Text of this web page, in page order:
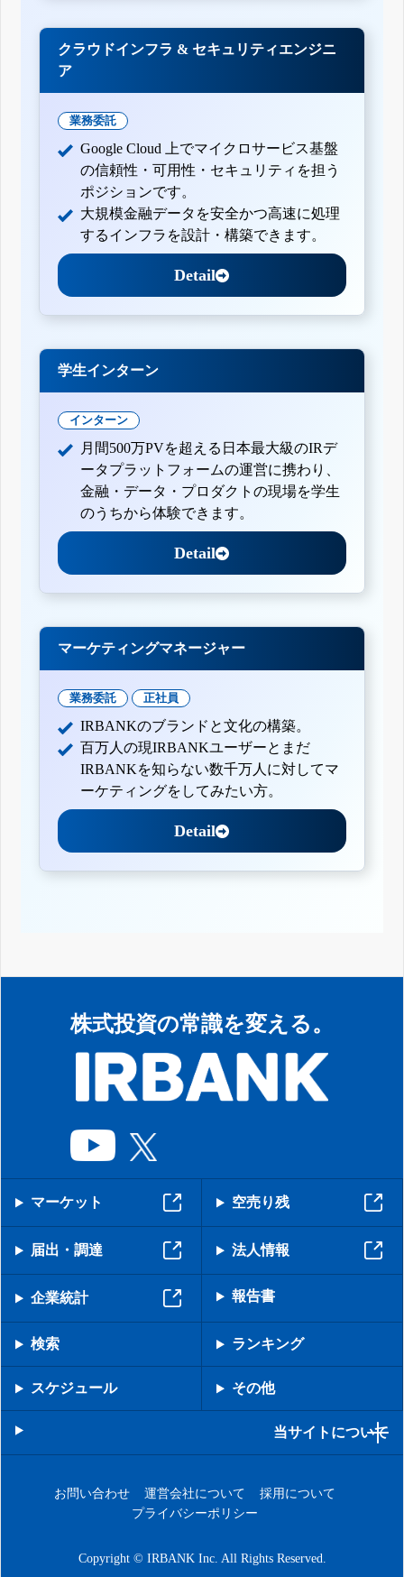
クラウドインフラ & セキュリティエンジニ
ア
業務委託
Google Cloud 上でマイクロサービス基盤
の信頼性・可用性・セキュリティを担う
ポジションです。
大規模金融データを安全かつ高速に処理
するインフラを設計・構築できます。
Detail
学生インターン
インターン
月間500万PVを超える日本最大級のIRデ
ータプラットフォームの運営に携わり、
金融・データ・プロダクトの現場を学生
のうちから体験できます。
Detail
マーケティングマネージャー
業務委託 正社員
IRBANKのブランドと文化の構築。
百万人の現IRBANKユーザーとまだ
IRBANKを知らない数千万人に対してマ
ーケティングをしてみたい方。
Detail
株式投資の常識を変える。
マーケット 空売り残
届出・調達 法人情報
企業統計 報告書
検索 ランキング
スケジュール その他
当サイトについて
お問い合わせ 運営会社について
採用について
プライバシーポリシー
Copyright © IRBANK Inc. All Rights Reserved.